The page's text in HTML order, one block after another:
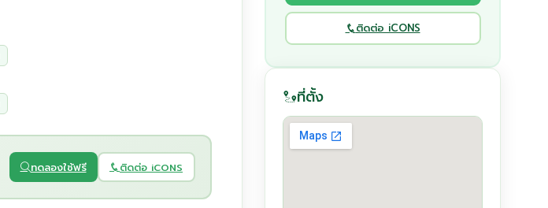
ทดลองใช้ฟรี ติดต่อ iCONS
ติดต่อ iCONS
ที่ตั้ง